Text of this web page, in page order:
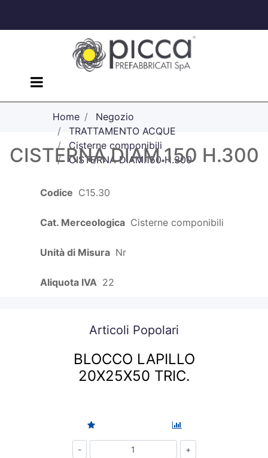
Open menu
Home
Negozio
TRATTAMENTO ACQUE
Cisterne componibili
CISTERNA DIAM.150 H.300
CISTERNA DIAM.150 H.300
Codice C15.30
Cat. Merceologica Cisterne componibili
Unità di Misura Nr
Aliquota IVA 22
Articoli Popolari
BLOCCO LAPILLO
20X25X50 TRIC.